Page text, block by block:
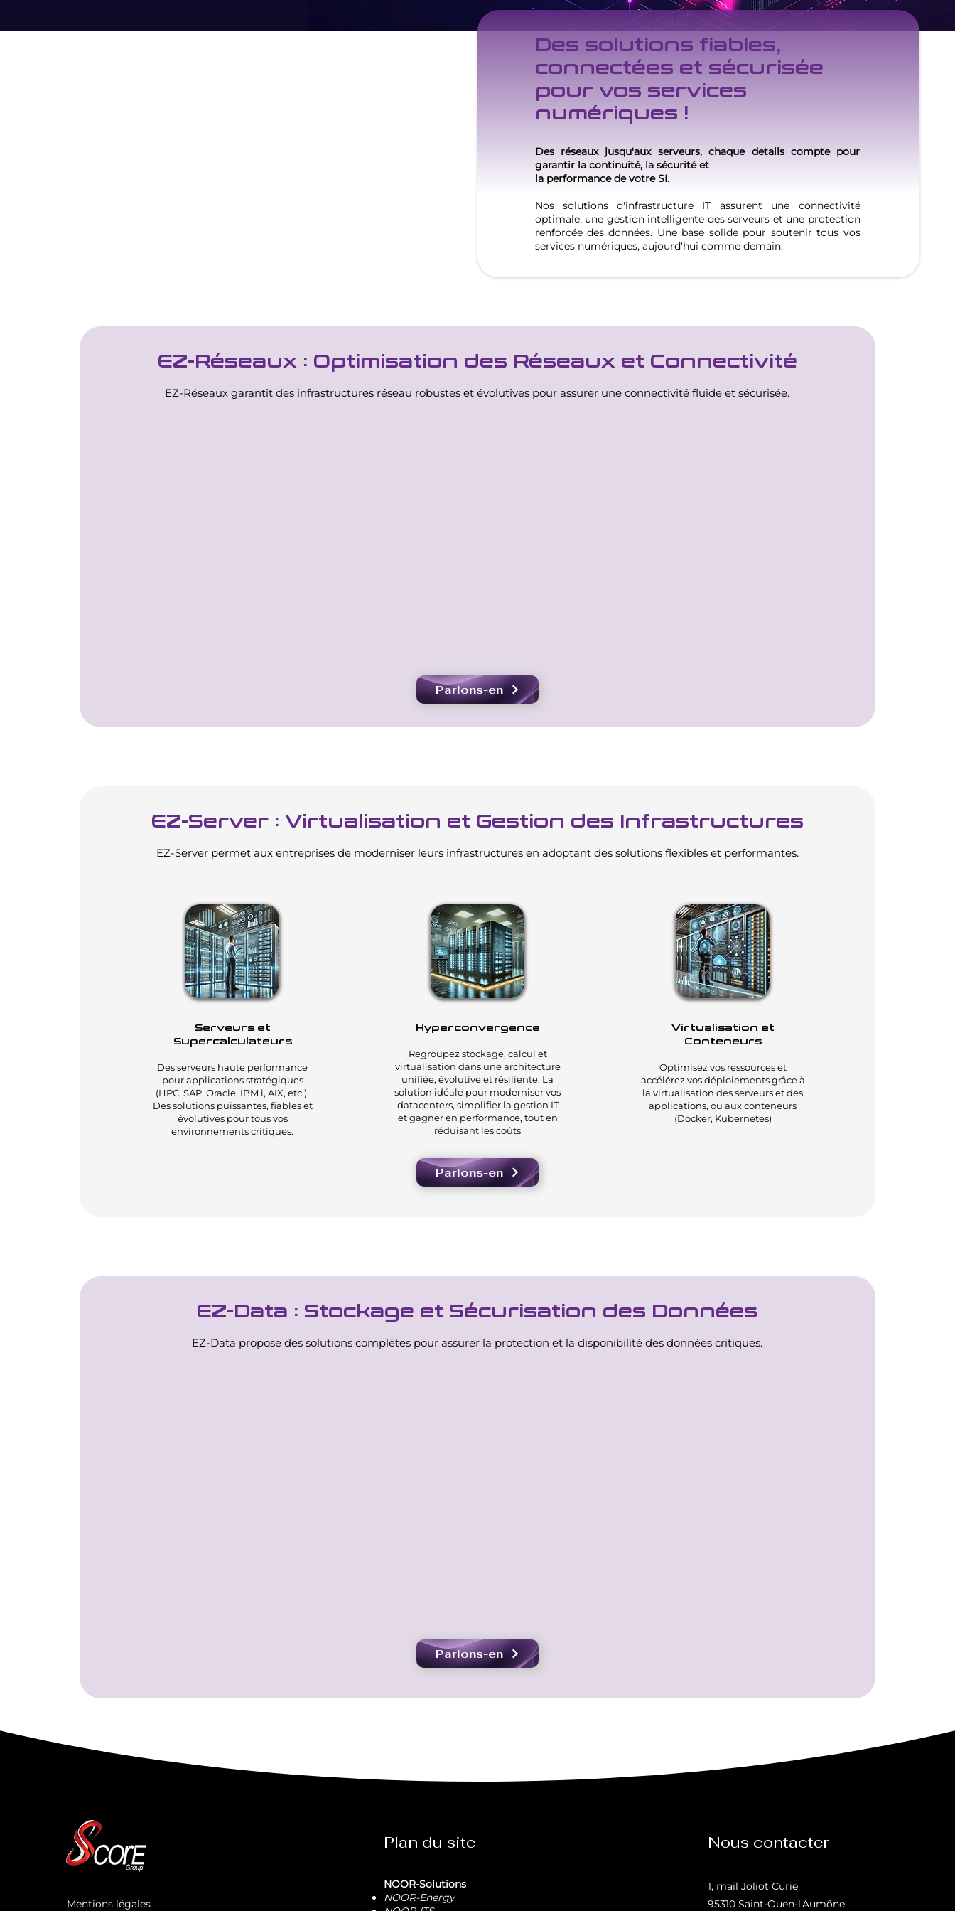
Des solutions fiables,
connectées et sécurisée
pour vos services
numériques !
Des réseaux jusqu'aux serveurs, chaque details compte pour
garantir la continuité, la sécurité et
la performance de votre SI.
Nos solutions d'infrastructure IT assurent une connectivité
optimale, une gestion intelligente des serveurs et une protection
renforcée des données. Une base solide pour soutenir tous vos
services numériques, aujourd'hui comme demain.
EZ-Réseaux : Optimisation des Réseaux et Connectivité
EZ-Réseaux garantit des infrastructures réseau robustes et évolutives pour assurer une connectivité fluide et sécurisée.
Parlons-en
EZ-Server : Virtualisation et Gestion des Infrastructures
EZ-Server permet aux entreprises de moderniser leurs infrastructures en adoptant des solutions flexibles et performantes.
Serveurs et
Supercalculateurs
Des serveurs haute performance
pour applications stratégiques
(HPC, SAP, Oracle, IBM i, AIX, etc.).
Des solutions puissantes, fiables et
évolutives pour tous vos
environnements critiques.
​Hyperconvergence
Regroupez stockage, calcul et
virtualisation dans une architecture
unifiée, évolutive et résiliente. La
solution idéale pour moderniser vos
datacenters, simplifier la gestion IT
et gagner en performance, tout en
réduisant les coûts
Virtualisation et
Conteneurs
Optimisez vos ressources et
accélérez vos déploiements grâce à
la virtualisation des serveurs et des
applications, ou aux conteneurs
(Docker, Kubernetes)
Parlons-en
EZ-Data : Stockage et Sécurisation des Données
EZ-Data propose des solutions complètes pour assurer la protection et la disponibilité des données critiques.
Parlons-en
Mentions légales
Plan du site
NOOR-Solutions
NOOR-Energy
Nous contacter
1, mail Joliot Curie
95310 Saint-Ouen-l'Aumône